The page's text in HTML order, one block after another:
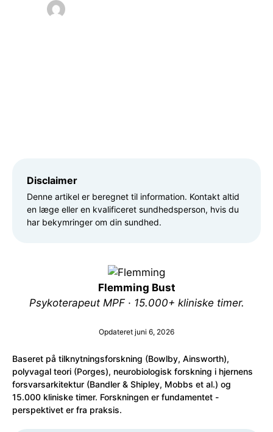
Disclaimer
Denne artikel er beregnet til information. Kontakt altid
en læge eller en kvalificeret sundhedsperson, hvis du
har bekymringer om din sundhed.
Flemming Bust
Psykoterapeut MPF · 15.000+ kliniske timer.
Opdateret juni 6, 2026
Baseret på tilknytningsforskning (Bowlby, Ainsworth),
polyvagal teori (Porges), neurobiologisk forskning i hjernens
forsvarsarkitektur (Bandler & Shipley, Mobbs et al.) og
15.000 kliniske timer. Forskningen er fundamentet -
perspektivet er fra praksis.